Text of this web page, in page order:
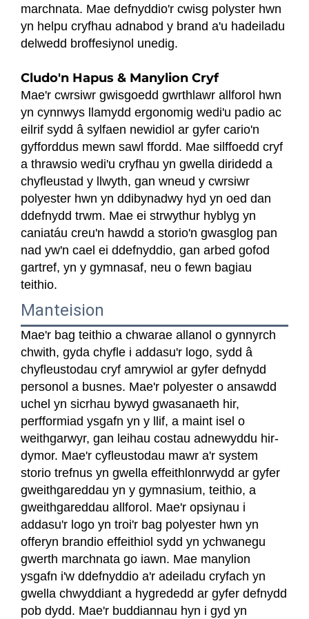
marchnata. Mae defnyddio'r cwisg polyster hwn
yn helpu cryfhau adnabod y brand a'u hadeiladu
delwedd broffesiynol unedig.
Cludo'n Hapus & Manylion Cryf
Mae'r cwrsiwr gwisgoedd gwrthlawr allforol hwn
yn cynnwys llamydd ergonomig wedi'u padio ac
eilrif sydd â sylfaen newidiol ar gyfer cario'n
gyfforddus mewn sawl ffordd. Mae silffoedd cryf
a thrawsio wedi'u cryfhau yn gwella diridedd a
chyfleustad y llwyth, gan wneud y cwrsiwr
polyester hwn yn ddibynadwy hyd yn oed dan
ddefnydd trwm. Mae ei strwythur hyblyg yn
caniatáu creu'n hawdd a storio'n gwasglog pan
nad yw'n cael ei ddefnyddio, gan arbed gofod
gartref, yn y gymnasaf, neu o fewn bagiau
teithio.
Manteision
Mae'r bag teithio a chwarae allanol o gynnyrch
chwith, gyda chyfle i addasu'r logo, sydd â
chyfleustodau cryf amrywiol ar gyfer defnydd
personol a busnes. Mae'r polyester o ansawdd
uchel yn sicrhau bywyd gwasanaeth hir,
perfformiad ysgafn yn y llif, a maint isel o
weithgarwyr, gan leihau costau adnewyddu hir-
dymor. Mae'r cyfleustodau mawr a'r system
storio trefnus yn gwella effeithlonrwydd ar gyfer
gweithgareddau yn y gymnasium, teithio, a
gweithgareddau allforol. Mae'r opsiynau i
addasu'r logo yn troi'r bag polyester hwn yn
offeryn brandio effeithiol sydd yn ychwanegu
gwerth marchnata go iawn. Mae manylion
ysgafn i'w ddefnyddio a'r adeiladu cryfach yn
gwella chwyddiant a hygrededd ar gyfer defnydd
pob dydd. Mae'r buddiannau hyn i gyd yn